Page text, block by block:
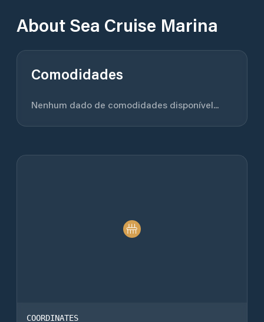
About Sea Cruise Marina
Comodidades
Nenhum dado de comodidades disponível...
COORDINATES